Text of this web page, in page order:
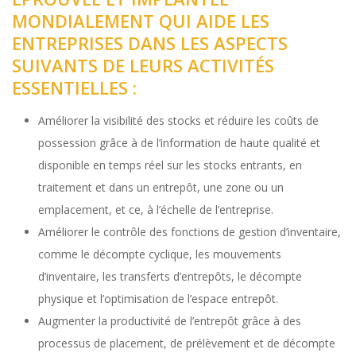
MONDIALEMENT QUI AIDE LES
ENTREPRISES DANS LES ASPECTS
SUIVANTS DE LEURS ACTIVITÉS
ESSENTIELLES :
Améliorer la visibilité des stocks et réduire les coûts de
possession grâce à de l’information de haute qualité et
disponible en temps réel sur les stocks entrants, en
traitement et dans un entrepôt, une zone ou un
emplacement, et ce, à l’échelle de l’entreprise.
Améliorer le contrôle des fonctions de gestion d’inventaire,
comme le décompte cyclique, les mouvements
d’inventaire, les transferts d’entrepôts, le décompte
physique et l’optimisation de l’espace entrepôt.
Augmenter la productivité de l’entrepôt grâce à des
processus de placement, de prélèvement et de décompte